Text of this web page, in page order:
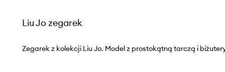
Liu Jo zegarek
Zegarek z kolekcji Liu Jo. Model z prostokątną tarczą i